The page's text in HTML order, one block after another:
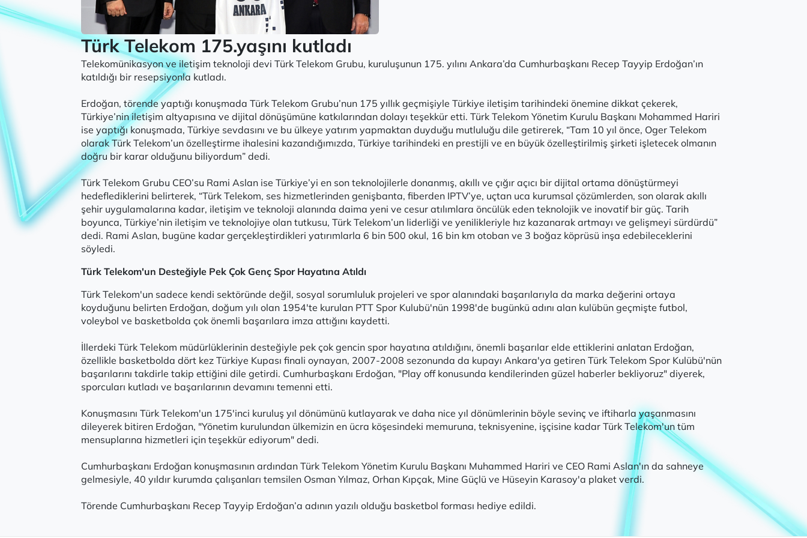
Türk Telekom 175.yaşını kutladı
Telekomünikasyon ve iletişim teknoloji devi Türk Telekom Grubu, kuruluşunun 175. yılını Ankara’da Cumhurbaşkanı Recep Tayyip Erdoğan’ın
katıldığı bir resepsiyonla kutladı.
Erdoğan, törende yaptığı konuşmada Türk Telekom Grubu’nun 175 yıllık geçmişiyle Türkiye iletişim tarihindeki önemine dikkat çekerek,
Türkiye’nin iletişim altyapısına ve dijital dönüşümüne katkılarından dolayı teşekkür etti. Türk Telekom Yönetim Kurulu Başkanı Mohammed Hariri
ise yaptığı konuşmada, Türkiye sevdasını ve bu ülkeye yatırım yapmaktan duyduğu mutluluğu dile getirerek, “Tam 10 yıl önce, Oger Telekom
olarak Türk Telekom’un özelleştirme ihalesini kazandığımızda, Türkiye tarihindeki en prestijli ve en büyük özelleştirilmiş şirketi işletecek olmanın
doğru bir karar olduğunu biliyordum” dedi.
Türk Telekom Grubu CEO’su Rami Aslan ise Türkiye’yi en son teknolojilerle donanmış, akıllı ve çığır açıcı bir dijital ortama dönüştürmeyi
hedeflediklerini belirterek, “Türk Telekom, ses hizmetlerinden genişbanta, fiberden IPTV’ye, uçtan uca kurumsal çözümlerden, son olarak akıllı
şehir uygulamalarına kadar, iletişim ve teknoloji alanında daima yeni ve cesur atılımlara öncülük eden teknolojik ve inovatif bir güç. Tarih
boyunca, Türkiye’nin iletişim ve teknolojiye olan tutkusu, Türk Telekom’un liderliği ve yenilikleriyle hız kazanarak artmayı ve gelişmeyi sürdürdü”
dedi. Rami Aslan, bugüne kadar gerçekleştirdikleri yatırımlarla 6 bin 500 okul, 16 bin km otoban ve 3 boğaz köprüsü inşa edebileceklerini
söyledi.
Türk Telekom'un Desteğiyle Pek Çok Genç Spor Hayatına Atıldı
Türk Telekom'un sadece kendi sektöründe değil, sosyal sorumluluk projeleri ve spor alanındaki başarılarıyla da marka değerini ortaya
koyduğunu belirten Erdoğan, doğum yılı olan 1954'te kurulan PTT Spor Kulubü'nün 1998'de bugünkü adını alan kulübün geçmişte futbol,
voleybol ve basketbolda çok önemli başarılara imza attığını kaydetti.
İllerdeki Türk Telekom müdürlüklerinin desteğiyle pek çok gencin spor hayatına atıldığını, önemli başarılar elde ettiklerini anlatan Erdoğan,
özellikle basketbolda dört kez Türkiye Kupası finali oynayan, 2007-2008 sezonunda da kupayı Ankara'ya getiren Türk Telekom Spor Kulübü'nün
başarılarını takdirle takip ettiğini dile getirdi. Cumhurbaşkanı Erdoğan, "Play off konusunda kendilerinden güzel haberler bekliyoruz" diyerek,
sporcuları kutladı ve başarılarının devamını temenni etti.
Konuşmasını Türk Telekom'un 175'inci kuruluş yıl dönümünü kutlayarak ve daha nice yıl dönümlerinin böyle sevinç ve iftiharla yaşanmasını
dileyerek bitiren Erdoğan, "Yönetim kurulundan ülkemizin en ücra köşesindeki memuruna, teknisyenine, işçisine kadar Türk Telekom'un tüm
mensuplarına hizmetleri için teşekkür ediyorum" dedi.
Cumhurbaşkanı Erdoğan konuşmasının ardından Türk Telekom Yönetim Kurulu Başkanı Muhammed Hariri ve CEO Rami Aslan'ın da sahneye
gelmesiyle, 40 yıldır kurumda çalışanları temsilen Osman Yılmaz, Orhan Kıpçak, Mine Güçlü ve Hüseyin Karasoy'a plaket verdi.
Törende Cumhurbaşkanı Recep Tayyip Erdoğan’a adının yazılı olduğu basketbol forması hediye edildi.